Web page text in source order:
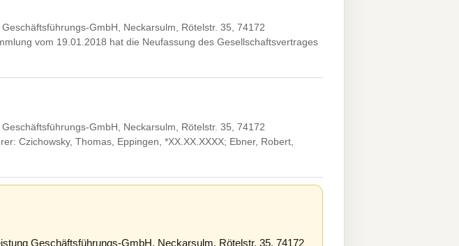
GmbH, Neckarsulm, Rötelstr. 35, 74172
vom 19.01.2018 hat die Neufassung des Gesellschaftsvertrages
GmbH, Neckarsulm, Rötelstr. 35, 74172
Czichowsky, Thomas, Eppingen, *XX.XX.XXXX; Ebner, Robert,
Geschäftsführungs-GmbH, Neckarsulm, Rötelstr. 35, 74172